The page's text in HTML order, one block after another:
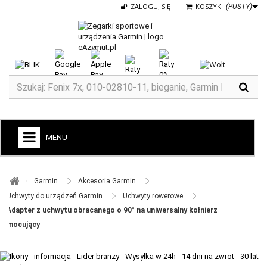
KOSZYK (PUSTY)
ZALOGUJ SIĘ
MENU
ZEGARKI DO BIEGANIA
ZEGARKI DLA DZIECI GARMIN
ELITE
Garmin ​
Akcesoria Garmin ​
Uchwyty do urządzeń Garmin ​
Uchwyty rowerowe ​
Adapter z uchwytu obracanego o 90° na uniwersalny kołnierz
mocujący